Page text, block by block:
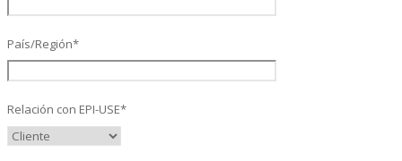
País/Región*
Relación con EPI-USE*